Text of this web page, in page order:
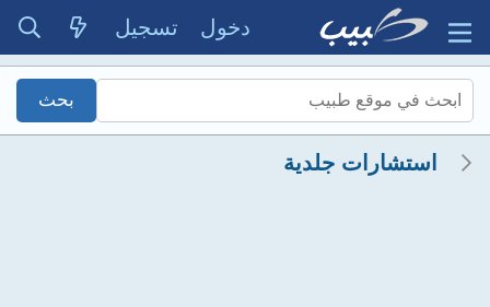
دخول تسجيل
استشارات جلدية